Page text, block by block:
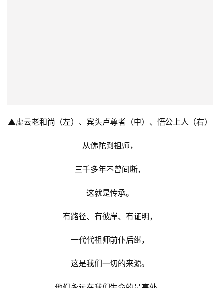
▲虚云老和尚（左）、宾头卢尊者（中）、悟公上人（右）
从佛陀到祖师，
三千多年不曾间断，
这就是传承。
有路径、有彼岸、有证明，
一代代祖师前仆后继，